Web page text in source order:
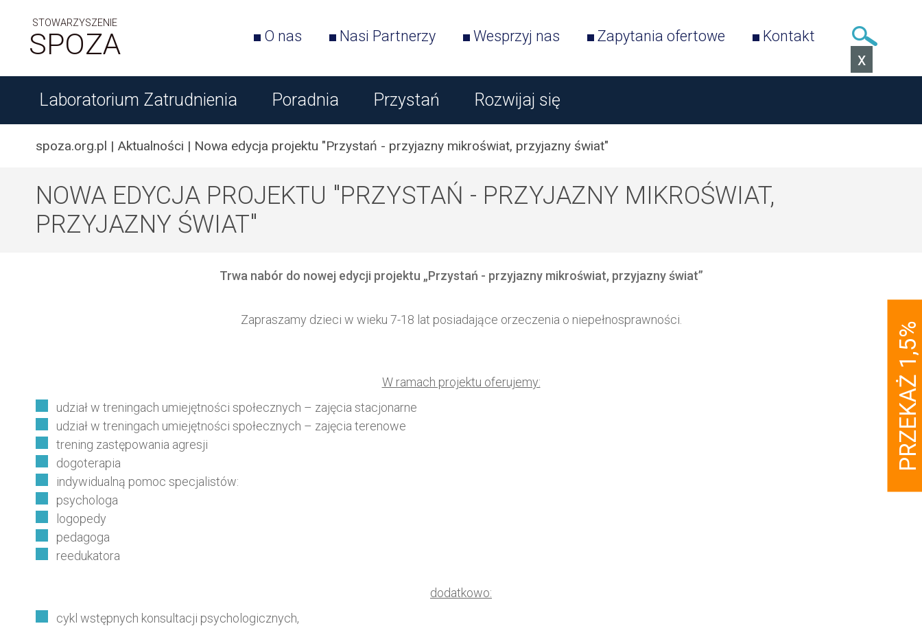
STOWARZYSZENIE
SPOZA O nas Nasi Partnerzy Wesprzyj nas Zapytania ofertowe Kontakt Szukaj
Laboratorium Zatrudnienia Poradnia Przystań Rozwijaj się
spoza.org.pl | Aktualności | Nowa edycja projektu "Przystań - przyjazny mikroświat, przyjazny świat"
NOWA EDYCJA PROJEKTU "PRZYSTAŃ - PRZYJAZNY MIKROŚWIAT,
PRZYJAZNY ŚWIAT"
Trwa nabór do nowej edycji projektu „Przystań - przyjazny mikroświat, przyjazny świat”
Zapraszamy dzieci w wieku 7-18 lat posiadające orzeczenia o niepełnosprawności.
W ramach projektu oferujemy:
udział w treningach umiejętności społecznych – zajęcia stacjonarne
udział w treningach umiejętności społecznych – zajęcia terenowe
trening zastępowania agresji
dogoterapia
indywidualną pomoc specjalistów:
psychologa
logopedy
pedagoga
reedukatora
dodatkowo:
cykl wstępnych konsultacji psychologicznych,
x
PRZEKAŻ 1,5%